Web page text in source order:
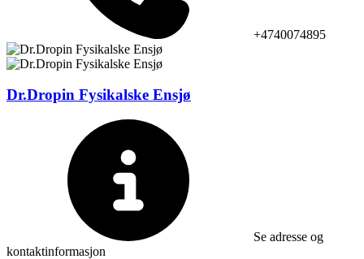
+4740074895
Dr.Dropin Fysikalske Ensjø
Se adresse og
kontaktinformasjon